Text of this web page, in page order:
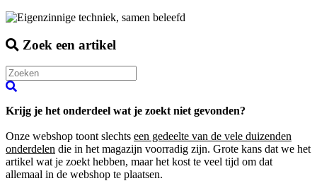
Zoek een artikel
Krijg je het onderdeel wat je zoekt niet gevonden?
Onze webshop toont slechts een gedeelte van de vele duizenden
onderdelen die in het magazijn voorradig zijn. Grote kans dat we het
artikel wat je zoekt hebben, maar het kost te veel tijd om dat
allemaal in de webshop te plaatsen.